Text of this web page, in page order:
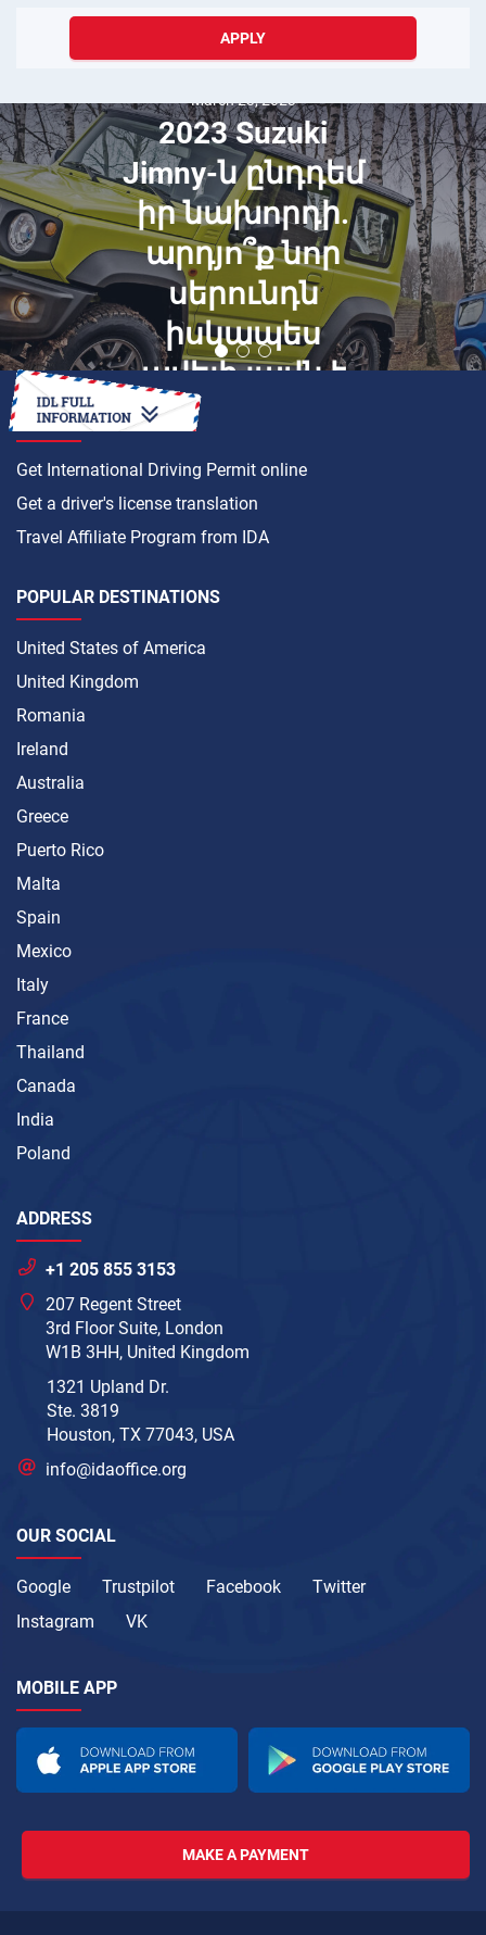
APPLY
March 23, 2023
2023 Suzuki
Jimny-ն ընդդեմ
իր նախորդի.
արդյո՞ք նոր
սերունդն
իսկապես
ավելի լավն է
HOW TO
Get International Driving Permit online
Get a driver's license translation
Travel Affiliate Program from IDA
POPULAR DESTINATIONS
United States of America
United Kingdom
Romania
Ireland
Australia
Greece
Puerto Rico
Malta
Spain
Mexico
Italy
France
Thailand
Canada
India
Poland
ADDRESS
+1 205 855 3153
207 Regent Street
3rd Floor Suite, London
W1B 3HH, United Kingdom
1321 Upland Dr.
Ste. 3819
Houston, TX 77043, USA
info@idaoffice.org
OUR SOCIAL
Google Trustpilot Facebook
Twitter
Instagram
VK
MOBILE APP
MAKE A PAYMENT